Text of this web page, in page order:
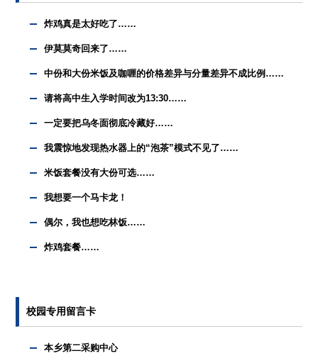
炸鸡真是太好吃了……
伊莫莫奇回来了……
中份和大份米饭及咖喱的价格差异与分量差异不成比例……
请将高中生入学时间改为13:30……
一定要把乌冬面彻底冷藏好……
我震惊地发现热水器上的“泡茶”模式不见了……
米饭套餐没有大份可选……
我想要一个马卡龙！
偶尔，我也想吃林饭……
炸鸡套餐……
校园专用留言卡
本乡第二采购中心